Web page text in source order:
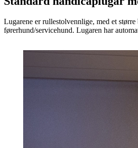
Lugarene er rullestolvennlige, med et
førerhund/servicehund. Lugaren har